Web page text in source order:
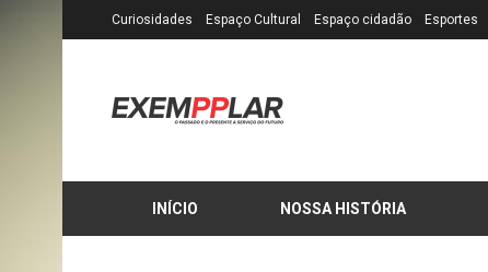
Curiosidades Espaço Cultural Espaço cidadão Esportes
INÍCIO NOSSA HISTÓRIA